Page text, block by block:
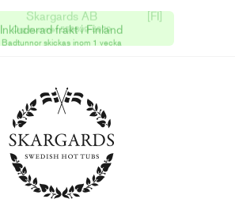
Inkluderad frakt i Finland
Badtunnor skickas inom 1 vecka
Skargards AB [FI]
Org.nummer 556809-5979